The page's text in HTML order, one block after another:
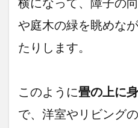
や庭木の緑を眺めな
たりします。
このように畳の上に
で、洋室やリビング